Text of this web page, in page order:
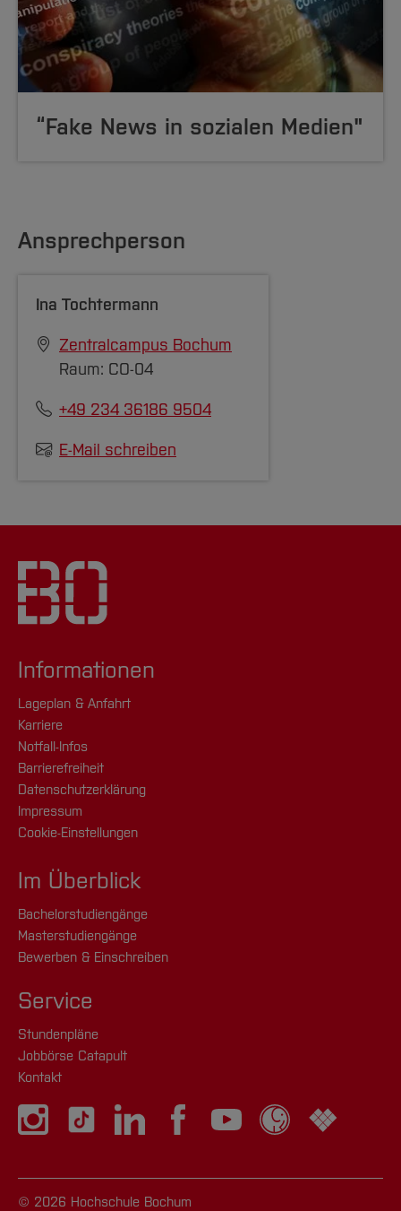
“Fake News in sozialen Medien"
Ansprechperson
Ina Tochtermann
Zentralcampus Bochum
Raum: CO-04
+49 234 36186 9504
E-Mail schreiben
Informationen
Lageplan & Anfahrt
Karriere
Notfall-Infos
Barrierefreiheit
Datenschutzerklärung
Impressum
Cookie-Einstellungen
Im Überblick
Bachelorstudiengänge
Masterstudiengänge
Bewerben & Einschreiben
Service
Stundenpläne
Jobbörse Catapult
Kontakt
© 2026 Hochschule Bochum